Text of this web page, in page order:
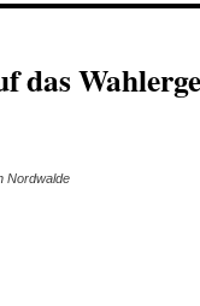
das
Nordwalde